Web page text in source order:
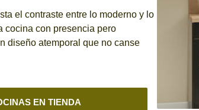
el contraste entre lo moderno y lo
cocina con presencia pero
diseño atemporal que no canse
EN TIENDA